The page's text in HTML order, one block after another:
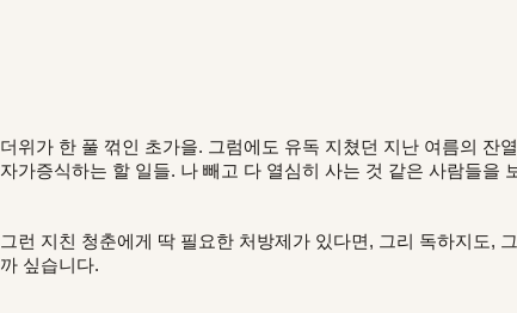
더위가 한 풀 꺾인 초가을. 그럼에도 유독 지쳤던 지난 여름의 잔
자가증식하는 할 일들. 나 빼고 다 열심히 사는 것 같은 사람들을
그런 지친 청춘에게 딱 필요한 처방제가 있다면, 그리 독하지도,
까 싶습니다.